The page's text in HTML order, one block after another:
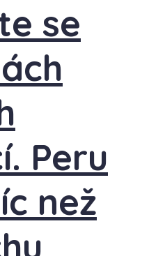
se
Peru
než